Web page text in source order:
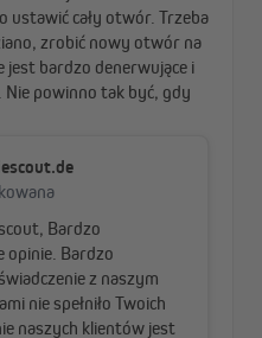
Geschlossene Kassette
schützt
Die geschlossene Kassette
aus pulverbeschichtetem Alu
schützt das Tuch und
Mechanik zuverlässig vor
Schmutz.